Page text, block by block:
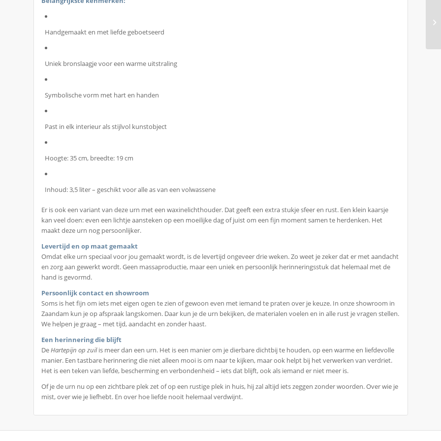
Handgemaakt en met liefde geboetseerd
Uniek bronslaagje voor een warme uitstraling
Symbolische vorm met hart en handen
Past in elk interieur als stijlvol kunstobject
Hoogte: 35 cm, breedte: 19 cm
Inhoud: 3,5 liter – geschikt voor alle as van een volwassene
Er is ook een variant van deze urn met een waxinelichthouder. Dat geeft een extra stukje sfeer en rust. Een klein kaarsje
kan veel doen: even een lichtje aansteken op een moeilijke dag of juist om een fijn moment samen te herdenken. Het
maakt deze urn nog persoonlijker.
Levertijd en op maat gemaakt
Omdat elke urn speciaal voor jou gemaakt wordt, is de levertijd ongeveer drie weken. Zo weet je zeker dat er met aandacht
en zorg aan gewerkt wordt. Geen massaproductie, maar een uniek en persoonlijk herinneringsstuk dat helemaal met de
hand is gevormd.
Persoonlijk contact en showroom
Soms is het fijn om iets met eigen ogen te zien of gewoon even met iemand te praten over je keuze. In onze showroom in
Zaandam kun je op afspraak langskomen. Daar kun je de urn bekijken, de materialen voelen en in alle rust je vragen stellen.
We helpen je graag – met tijd, aandacht en zonder haast.
Een herinnering die blijft
DeHartepijn op zuilis meer dan een urn. Het is een manier om je dierbare dichtbij te houden, op een warme en liefdevolle
manier. Een tastbare herinnering die niet alleen mooi is om naar te kijken, maar ook helpt bij het verwerken van verdriet.
Het is een teken van liefde, bescherming en verbondenheid – iets dat blijft, ook als iemand er niet meer is.
Of je de urn nu op een zichtbare plek zet of op een rustige plek in huis, hij zal altijd iets zeggen zonder woorden. Over wie je
mist, over wie je liefhebt. En over hoe liefde nooit helemaal verdwijnt.